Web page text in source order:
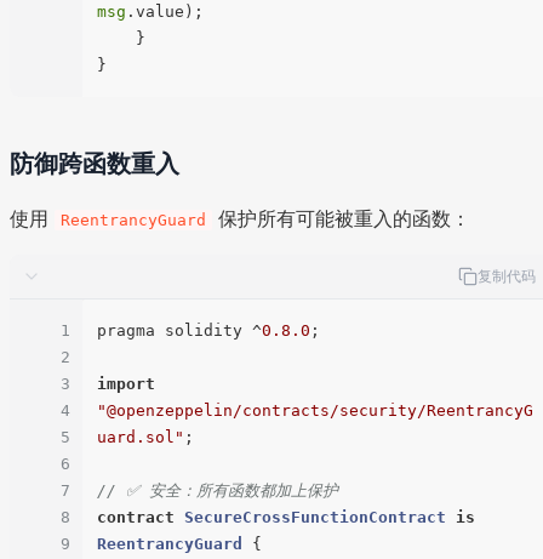
msg .value);
防御跨函数重入
使用 ReentrancyGuard 保护所有可能被重入的函数：
复制代码
1
2
3
4
5
6
7
8
9
pragma solidity ^0.8 .0 ;
import
"@openzeppelin/contracts/security/ReentrancyG
uard.sol" ;
// ✅ 安全：所有函数都加上保护
contract SecureCrossFunctionContract
is
ReentrancyGuard
{